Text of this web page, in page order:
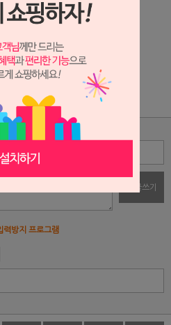
추석 이후 배송처리 됨
배송되므로 참고바랍니다.
비밀번호
댓글쓰기
력방지 프로그램